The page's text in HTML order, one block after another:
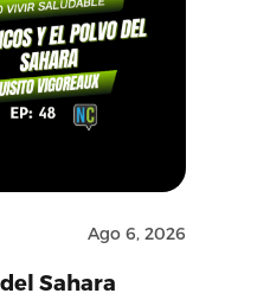
Ago 6, 2026
Sahara